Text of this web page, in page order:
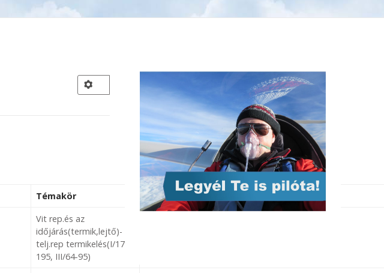
Témakör Oktató(k)
Vit rep.és az
időjárás(termik,lejtő)-
telj.rep termikelés(I/176-
195, III/64-95)